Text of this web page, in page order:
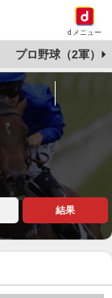
dメニュー
プロ野球（2軍）
結果